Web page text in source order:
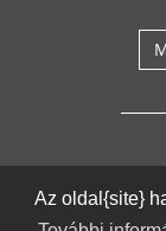
Az oldal{site}